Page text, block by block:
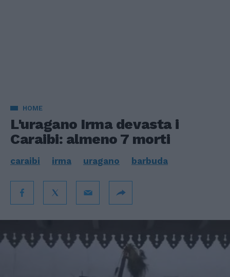
HOME
L'uragano Irma devasta i
Caraibi: almeno 7 morti
caraibi irma uragano barbuda